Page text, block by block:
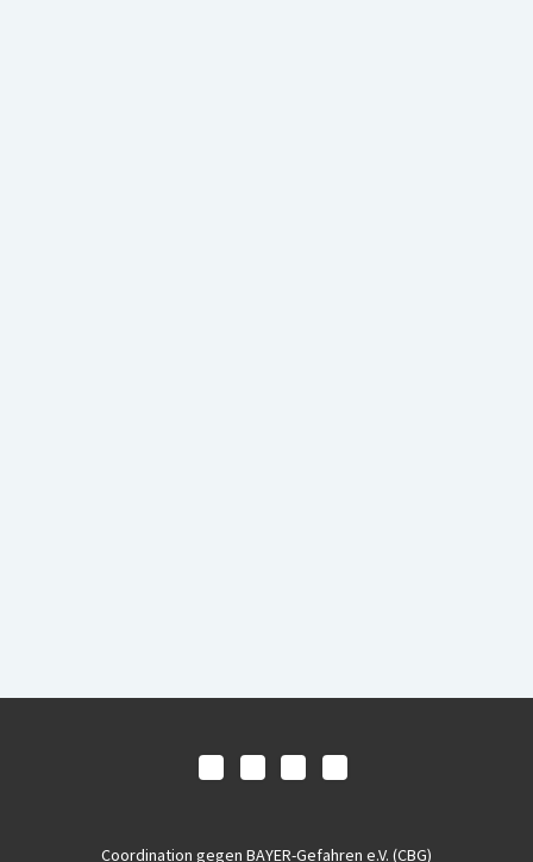
Coordination gegen BAYER-Gefahren e.V. (CBG)